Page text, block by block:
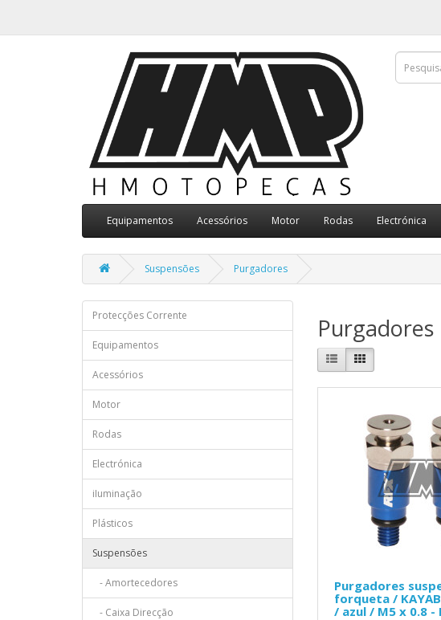
Equipamentos Acessórios Motor Rodas Electrónica
Suspensões Purgadores
Protecções Corrente
Equipamentos
Acessórios
Motor
Rodas
Electrónica
iIuminação
Plásticos
Suspensões
- Amortecedores
- Caixa Direcção
Purgadores
Purgadores
forqueta /
/ azul / M5 x 0.8 -